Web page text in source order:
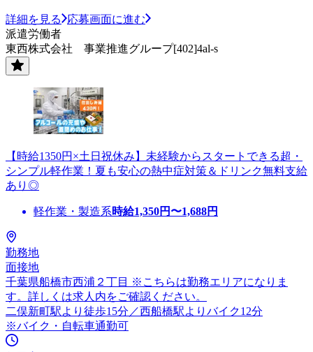
詳細を見る
応募画面に進む
派遣労働者
東西株式会社 事業推進グループ[402]4al-s
【時給1350円×土日祝休み】未経験からスタートできる超・
シンプル軽作業！夏も安心の熱中症対策＆ドリンク無料支給
あり◎
軽作業・製造系時給1,350円〜1,688円
勤務地
面接地
千葉県船橋市西浦２丁目 ※こちらは勤務エリアになりま
す。詳しくは求人内をご確認ください。
二俣新町駅より徒歩15分／西船橋駅よりバイク12分
※バイク・自転車通勤可